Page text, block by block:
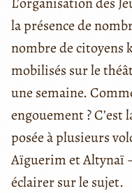
la présence de
nombre de citoyens
mobilisés sur le
une semaine.
engouement ?
posée à plusieurs
Aïguerim et Altynaï
éclairer sur le sujet.